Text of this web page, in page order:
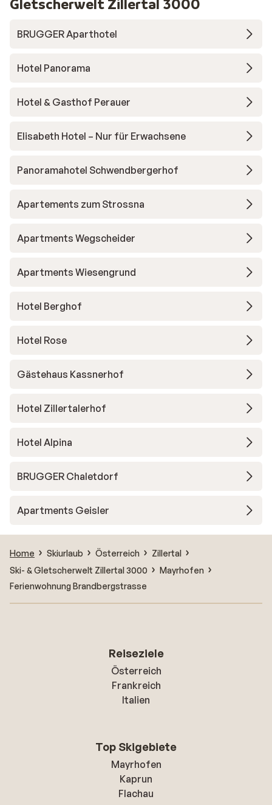
Gletscherwelt Zillertal 3000
BRUGGER Aparthotel
Hotel Panorama
Hotel & Gasthof Perauer
Elisabeth Hotel – Nur für Erwachsene
Panoramahotel Schwendbergerhof
Apartements zum Strossna
Apartments Wegscheider
Apartments Wiesengrund
Hotel Berghof
Hotel Rose
Gästehaus Kassnerhof
Hotel Zillertalerhof
Hotel Alpina
BRUGGER Chaletdorf
Apartments Geisler
Home Skiurlaub Österreich
Zillertal
Ski- & Gletscherwelt Zillertal 3000
Mayrhofen
Ferienwohnung Brandbergstrasse
Reiseziele
Österreich
Frankreich
Italien
Top Skigebiete
Mayrhofen
Kaprun
Flachau